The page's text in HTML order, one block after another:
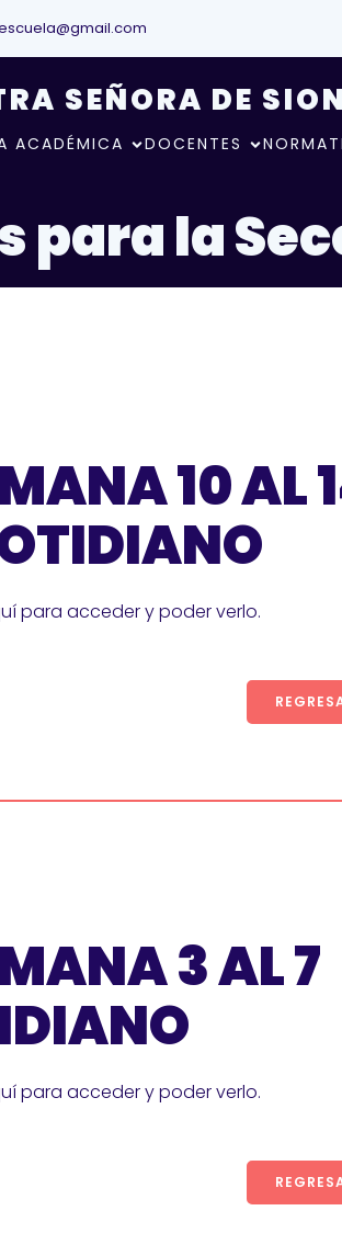
SEÑORA DE
ACADÉMICA DOCENTES
para la
10 AL
para acceder y poder verlo.
3 AL 7
para acceder y poder verlo.